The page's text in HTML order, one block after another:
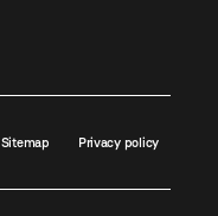
Sitemap Privacy policy